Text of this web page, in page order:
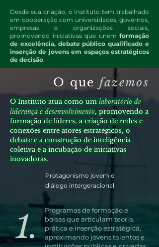
Desde sua criação, o Instituto tem trabalhado
em cooperação com universidades, governos,
empresas e organizações sociais,
promovendo iniciativas que unem formação
de excelência, debate público qualificado e
inserção de jovens em espaços estratégicos
de decisão.
O que fazemos
​O Instituto atua como um laboratório de
liderança e desenvolvimento, promovendo a
formação de líderes, a criação de redes e
conexões entre atores estratégicos, o
debate e a construção de inteligência
coletiva e a incubação de iniciativas
inovadoras.
Protagonismo jovem e
diálogo intergeracional
1.
Programas de formação e
bolsas que articulam teoria,
prática e inserção estratégica,
aproximando jovens talentos e